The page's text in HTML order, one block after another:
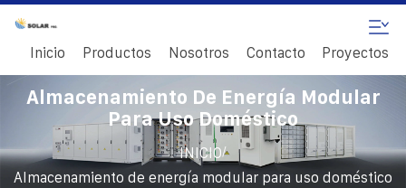
Inicio Productos Nosotros Contacto Proyectos
Almacenamiento De Energía Modular
Para Uso Doméstico
INICIO/
Almacenamiento de energía modular para uso doméstico